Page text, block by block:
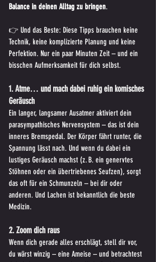
Balance in deinen Alltag zu bringen.
👉 Und das Beste: Diese Tipps brauchen keine
Technik, keine komplizierte Planung und keine
Perfektion. Nur ein paar Minuten Zeit – und ein
bisschen Aufmerksamkeit für dich selbst.
1. Atme… und mach dabei ruhig ein komisches
Geräusch
Ein langer, langsamer Ausatmer aktiviert dein
parasympathisches Nervensystem – das ist dein
inneres Bremspedal. Der Körper fährt runter, die
Spannung lässt nach. Und wenn du dabei ein
lustiges Geräusch machst (z. B. ein genervtes
Stöhnen oder ein übertriebenes Seufzen), sorgt
das oft für ein Schmunzeln – bei dir oder
anderen. Und Lachen ist bekanntlich die beste
Medizin.
2. Zoom dich raus
Wenn dich gerade alles erschlägt, stell dir vor,
du wärst winzig – eine Ameise – und betrachtest